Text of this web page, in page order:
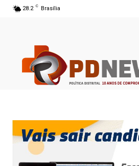
28.2 C Brasília